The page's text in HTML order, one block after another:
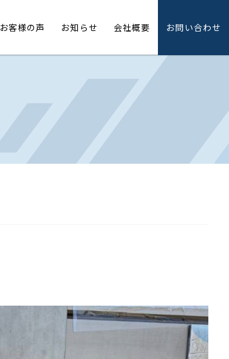
お客様の声 お知らせ 会社概要 お問い合わせ